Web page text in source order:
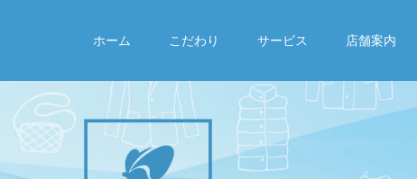
ホーム こだわり サービス 店舗案内